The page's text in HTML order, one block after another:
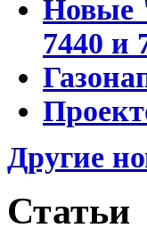
Новые
7440 и
Другие
Статьи